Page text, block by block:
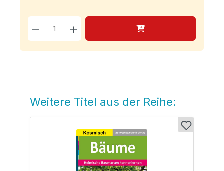
Produkt Anzahl: Gib den
Produktgalerie überspringen
Weitere Titel aus der Reihe: